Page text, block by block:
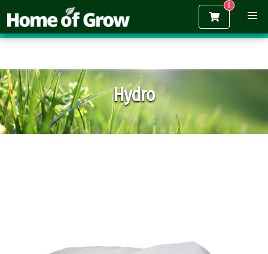
Gratis verzending vanaf €150,-
Hydro